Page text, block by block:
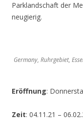
Parklandschaft der
neugierig.
Germany, Ruhrgebiet,
Eröffnung:
Zeit: 04.11.21 –